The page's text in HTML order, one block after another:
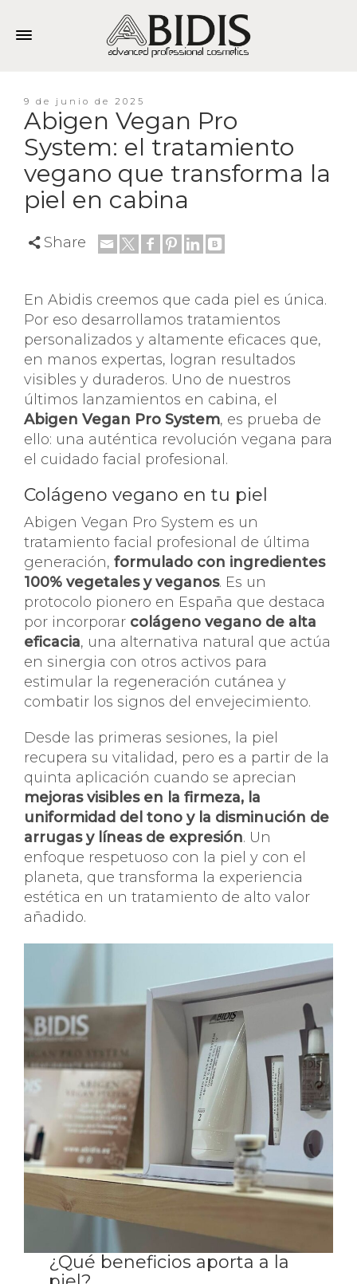
9 de junio de 2025
Abigen Vegan Pro
System: el tratamiento
vegano que transforma la
piel en cabina
Share
En Abidis creemos que cada piel es única.
Por eso desarrollamos tratamientos
personalizados y altamente eficaces que,
en manos expertas, logran resultados
visibles y duraderos. Uno de nuestros
últimos lanzamientos en cabina, el
Abigen Vegan Pro System, es prueba de
ello: una auténtica revolución vegana para
el cuidado facial profesional.
Colágeno vegano en tu piel
Abigen Vegan Pro System es un
tratamiento facial profesional de última
generación, formulado con ingredientes
100% vegetales y veganos. Es un
protocolo pionero en España que destaca
por incorporar colágeno vegano de alta
eficacia, una alternativa natural que actúa
en sinergia con otros activos para
estimular la regeneración cutánea y
combatir los signos del envejecimiento.
Desde las primeras sesiones, la piel
recupera su vitalidad, pero es a partir de la
quinta aplicación cuando se aprecian
mejoras visibles en la firmeza, la
uniformidad del tono y la disminución de
arrugas y líneas de expresión. Un
enfoque respetuoso con la piel y con el
planeta, que transforma la experiencia
estética en un tratamiento de alto valor
añadido.
¿Qué beneficios aporta a la